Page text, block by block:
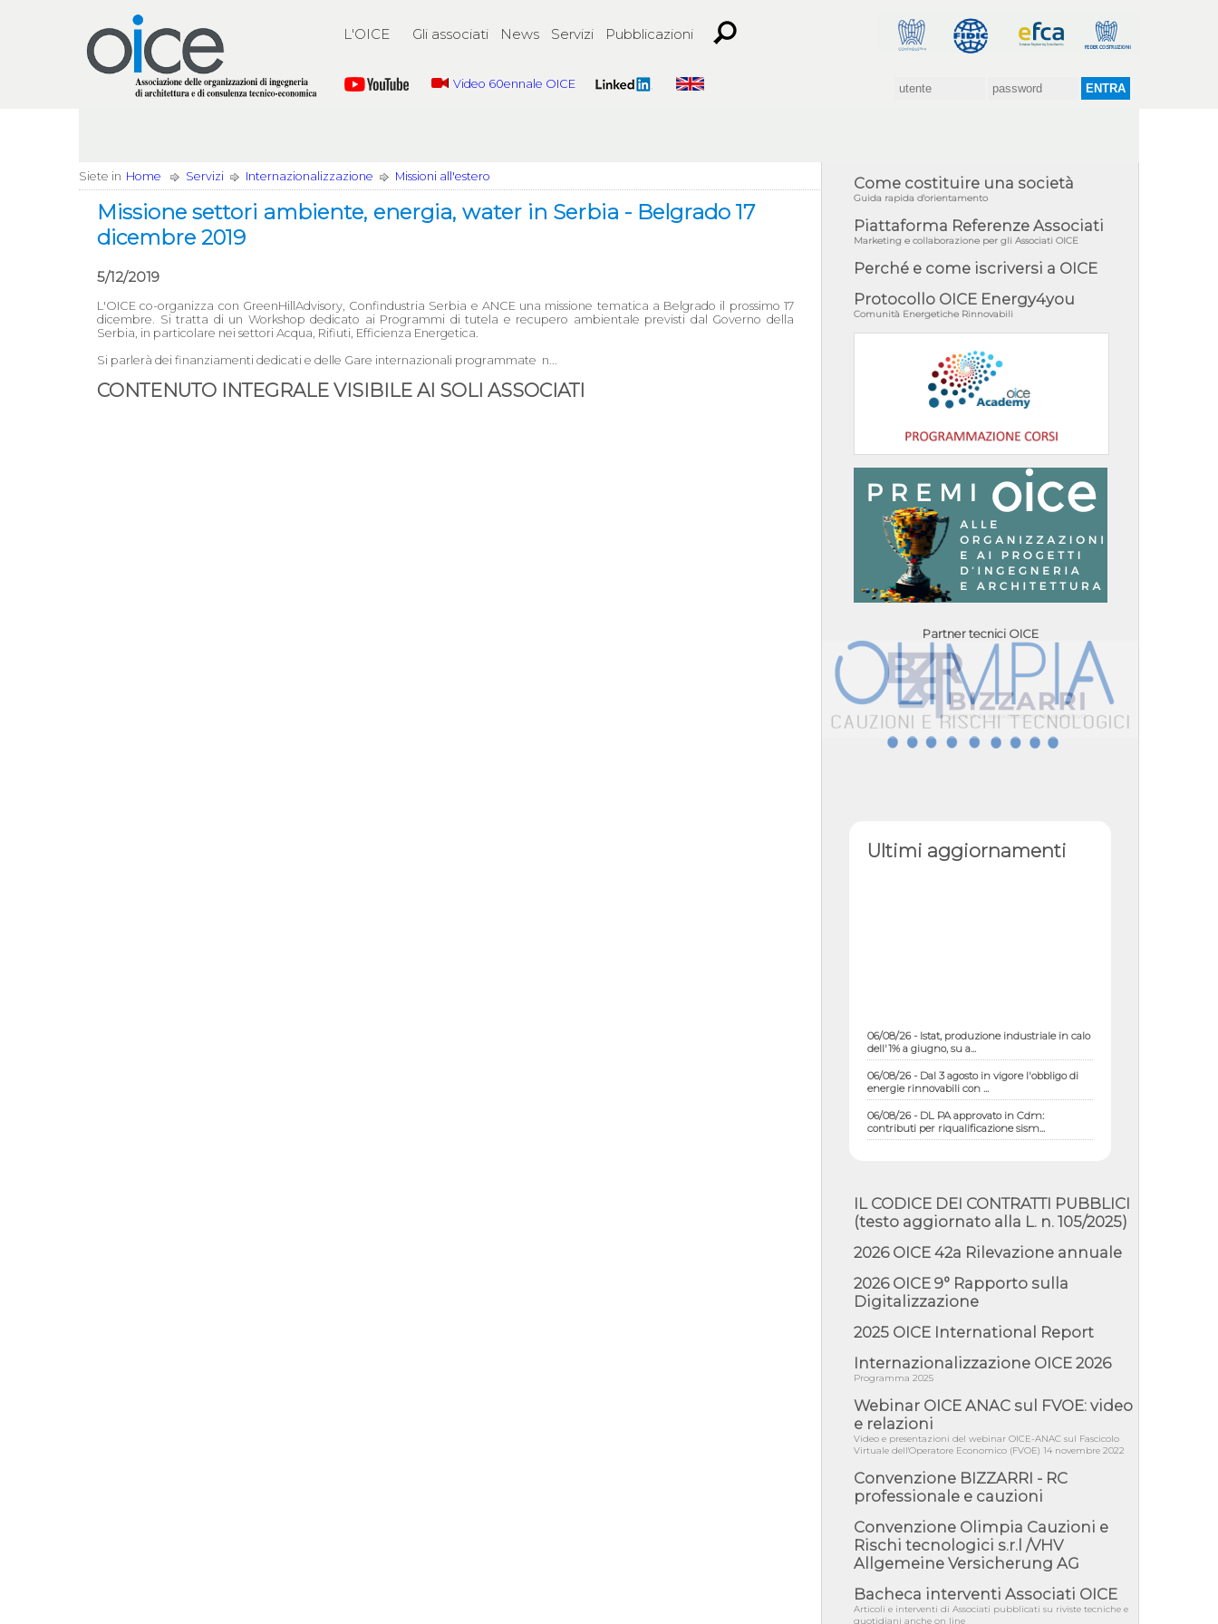
L'OICE Gli associati News Servizi Pubblicazioni
Video 60ennale OICE
Siete in Home Servizi Internazionalizzazione Missioni all'estero
Missione settori ambiente, energia, water in Serbia - Belgrado 17
dicembre 2019
5/12/2019
L'OICE co-organizza con GreenHillAdvisory, Confindustria Serbia e ANCE una missione tematica a Belgrado il prossimo 17
dicembre. Si tratta di un Workshop dedicato ai Programmi di tutela e recupero ambientale previsti dal Governo della
Serbia, in particolare nei settori Acqua, Rifiuti, Efficienza Energetica.
Si parlerà dei finanziamenti dedicati e delle Gare internazionali programmate n...
CONTENUTO INTEGRALE VISIBILE AI SOLI ASSOCIATI
Come costituire una società
Guida rapida d'orientamento
Piattaforma Referenze Associati
Marketing e collaborazione per gli Associati OICE
Perché e come iscriversi a OICE
Protocollo OICE Energy4you
Comunità Energetiche Rinnovabili
Partner tecnici OICE
Ultimi aggiornamenti
dell'1% a giugno, su a...
energie rinnovabili con ...
contributi per riqualificazione sism...
per recepimento norme UE in m...
05/08/26 - DL Infrastrutture e PNRR è legge:
della responsabilità amminist...
05/08/26 - Anac: pubblicata la Relazione
Pubblica Confindustria Professioni ...
05/08/26 - Successo OICE per il bando della
Città metropolitana di Reg...
05/08/26 - Lettera OICE per il bando della
Giunta Regionale della Campa...
elenchi professionisti per ...
04/08/26 - International Sustainable
04/08/26 - CdS, project financing: progetto di
fattibilità da impugnar...
2026: procedimenti penali per ...
IL CODICE DEI CONTRATTI PUBBLICI
(testo aggiornato alla L. n. 105/2025)
2026 OICE 42a Rilevazione annuale
2026 OICE 9° Rapporto sulla
Digitalizzazione
2025 OICE International Report
Internazionalizzazione OICE 2026
Programma 2025
Webinar OICE ANAC sul FVOE: video
e relazioni
Video e presentazioni del webinar OICE-ANAC sul Fascicolo
Virtuale dell'Operatore Economico (FVOE) 14 novembre 2022
Convenzione BIZZARRI - RC
professionale e cauzioni
Convenzione Olimpia Cauzioni e
Rischi tecnologici s.r.l /VHV
Allgemeine Versicherung AG
Bacheca interventi Associati OICE
Articoli e interventi di Associati pubblicati su riviste tecniche e
quotidiani anche on line